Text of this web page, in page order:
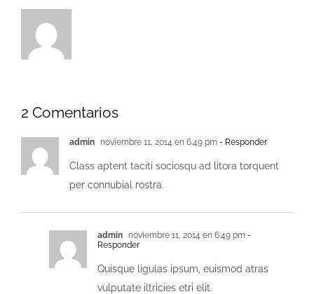
2 Comentarios
admin noviembre 11, 2014 en 6:49 pm - Responder
Class aptent taciti sociosqu ad litora torquent
per connubial rostra.
admin noviembre 11, 2014 en 6:49 pm -
Responder
Quisque ligulas ipsum, euismod atras
vulputate iltricies etri elit.